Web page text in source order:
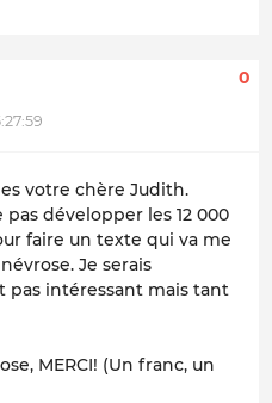
0
votre chère Judith.
développer les 12 000
faire un texte qui va me
Je serais
pas intéressant mais tant
MERCI! (Un franc, un